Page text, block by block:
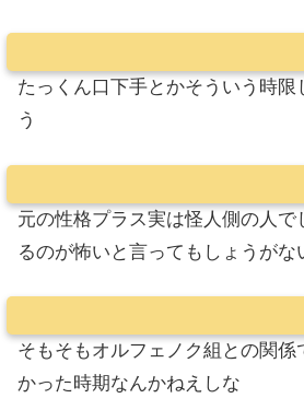
たっくん口下手とかそういう時限
う
元の性格プラス実は怪人側の人で
るのが怖いと言ってもしょうがな
そもそもオルフェノク組との関係
かった時期なんかねえしな